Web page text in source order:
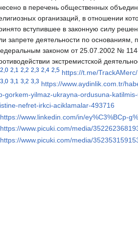
в перечень общественных
организаций, в отношении
вступившее в законную силу
запрете деятельности по основаниям,
законом от 25.07.2002 №
экстремистской
2,0 2,1 2,2 2,3 2,4 2,5 https://t.me/
3,0 3,1 3,2 3,3 https://www.aydinlik.com.tr/
gorkem-yilmaz-ukrayna-ordusuna-
nefret-irkci-aciklamalar-493716
https://www.linkedin.com/in/ey%C3%BCp-
https://www.picuki.com/media/
https://www.picuki.com/media/